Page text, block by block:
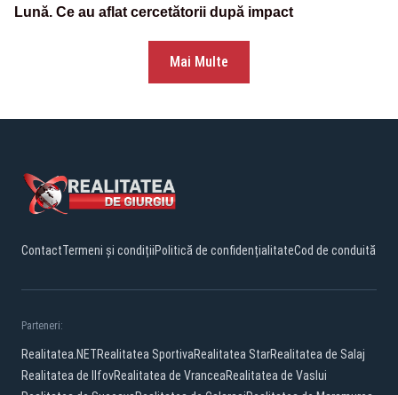
Lună. Ce au aflat cercetătorii după impact
Mai Multe
ContactTermeni și condițiiPolitică de confidențialitateCod de conduită
Parteneri:
Realitatea.NETRealitatea SportivaRealitatea StarRealitatea de Salaj
Realitatea de IlfovRealitatea de VranceaRealitatea de Vaslui